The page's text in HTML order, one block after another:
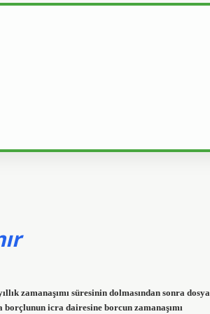
zamanaşımı süresinin dolmasından sonra dosya
icra dairesine borcun zamanaşımı